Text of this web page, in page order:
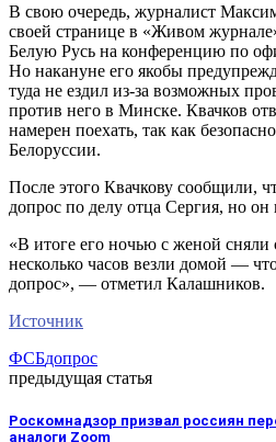
В свою очередь, журналист
своей странице в «Живом
Белую Русь на конференцию по
Но накануне его якобы
туда не ездил из-за возможных
против него в Минске. Квачков
намерен поехать, так как
Белоруссии.
После этого Квачкову сообщили,
допрос по делу отца Сергия, но он
«В итоге его ночью с женой сняли
несколько часов везли домой —
допрос», — отметил Калашников.
Источник
ФСБдопрос
предыдущая статья
Роскомнадзор призвал россиян
аналоги Zoom